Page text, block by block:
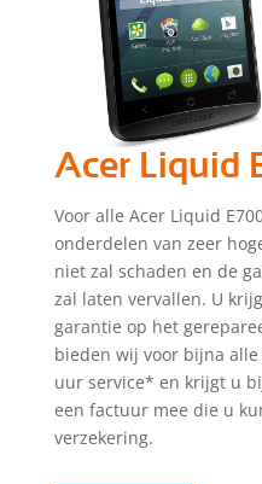
Acer Liquid
Voor alle Acer Liquid
onderdelen van zeer
niet zal schaden en de
zal laten vervallen. U
garantie op het
bieden wij voor bijna
uur service* en krijgt u
een factuur mee die u
verzekering.